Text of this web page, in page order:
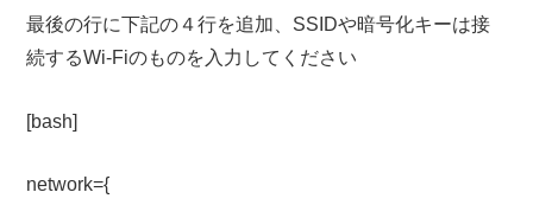
最後の行に下記の４行を追加、SSIDや暗号化キーは接
続するWi-Fiのものを入力してください
[bash]
network={